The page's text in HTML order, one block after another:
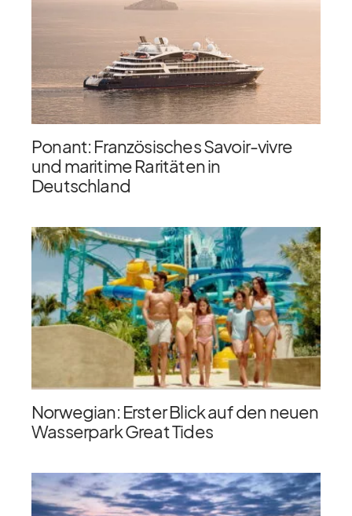
Ponant: Französisches Savoir-vivre
und maritime Raritäten in
Deutschland
Norwegian: Erster Blick auf den neuen
Wasserpark Great Tides